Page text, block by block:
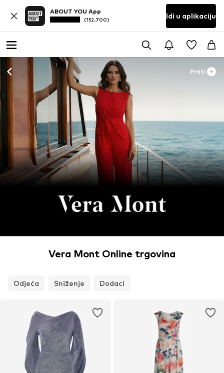
ABOUT YOU App
(152.700) Idi u aplikaciju
Prati
Vera Mont Online trgovina
Odjeća Sniženje Dodaci